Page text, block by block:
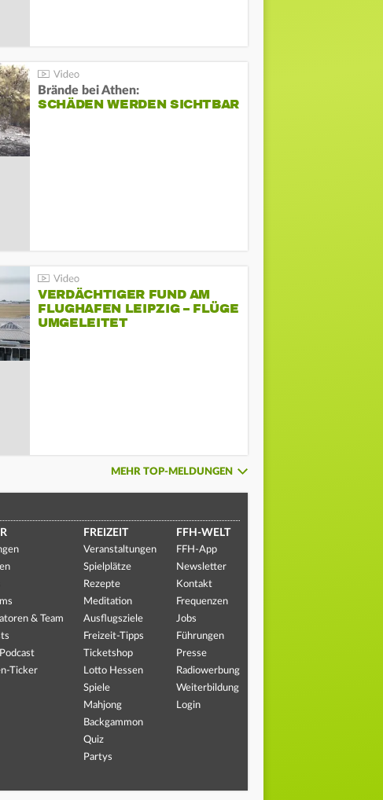
Brände bei Athen:
SCHÄDEN WERDEN SICHTBAR
VERDÄCHTIGER FUND AM
FLUGHAFEN LEIPZIG – FLÜGE
UMGELEITET
MEHR TOP-MELDUNGEN
& Team
Ticker
FREIZEIT
Veranstaltungen
Spielplätze
Rezepte
Meditation
Ausflugsziele
Freizeit-Tipps
Ticketshop
Lotto Hessen
Spiele
Mahjong
Backgammon
Quiz
Partys
FFH-WELT
FFH-App
Newsletter
Kontakt
Frequenzen
Jobs
Führungen
Presse
Radiowerbung
Weiterbildung
Login